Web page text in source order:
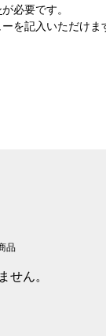
が必要です。
を記入いただけま
品
せん。